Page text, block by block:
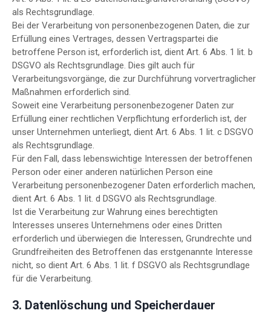
als Rechtsgrundlage.
Bei der Verarbeitung von personenbezogenen Daten, die zur
Erfüllung eines Vertrages, dessen Vertragspartei die
betroffene Person ist, erforderlich ist, dient Art. 6 Abs. 1 lit. b
DSGVO als Rechtsgrundlage. Dies gilt auch für
Verarbeitungsvorgänge, die zur Durchführung vorvertraglicher
Maßnahmen erforderlich sind.
Soweit eine Verarbeitung personenbezogener Daten zur
Erfüllung einer rechtlichen Verpflichtung erforderlich ist, der
unser Unternehmen unterliegt, dient Art. 6 Abs. 1 lit. c DSGVO
als Rechtsgrundlage.
Für den Fall, dass lebenswichtige Interessen der betroffenen
Person oder einer anderen natürlichen Person eine
Verarbeitung personenbezogener Daten erforderlich machen,
dient Art. 6 Abs. 1 lit. d DSGVO als Rechtsgrundlage.
Ist die Verarbeitung zur Wahrung eines berechtigten
Interesses unseres Unternehmens oder eines Dritten
erforderlich und überwiegen die Interessen, Grundrechte und
Grundfreiheiten des Betroffenen das erstgenannte Interesse
nicht, so dient Art. 6 Abs. 1 lit. f DSGVO als Rechtsgrundlage
für die Verarbeitung.
3. Datenlöschung und Speicherdauer